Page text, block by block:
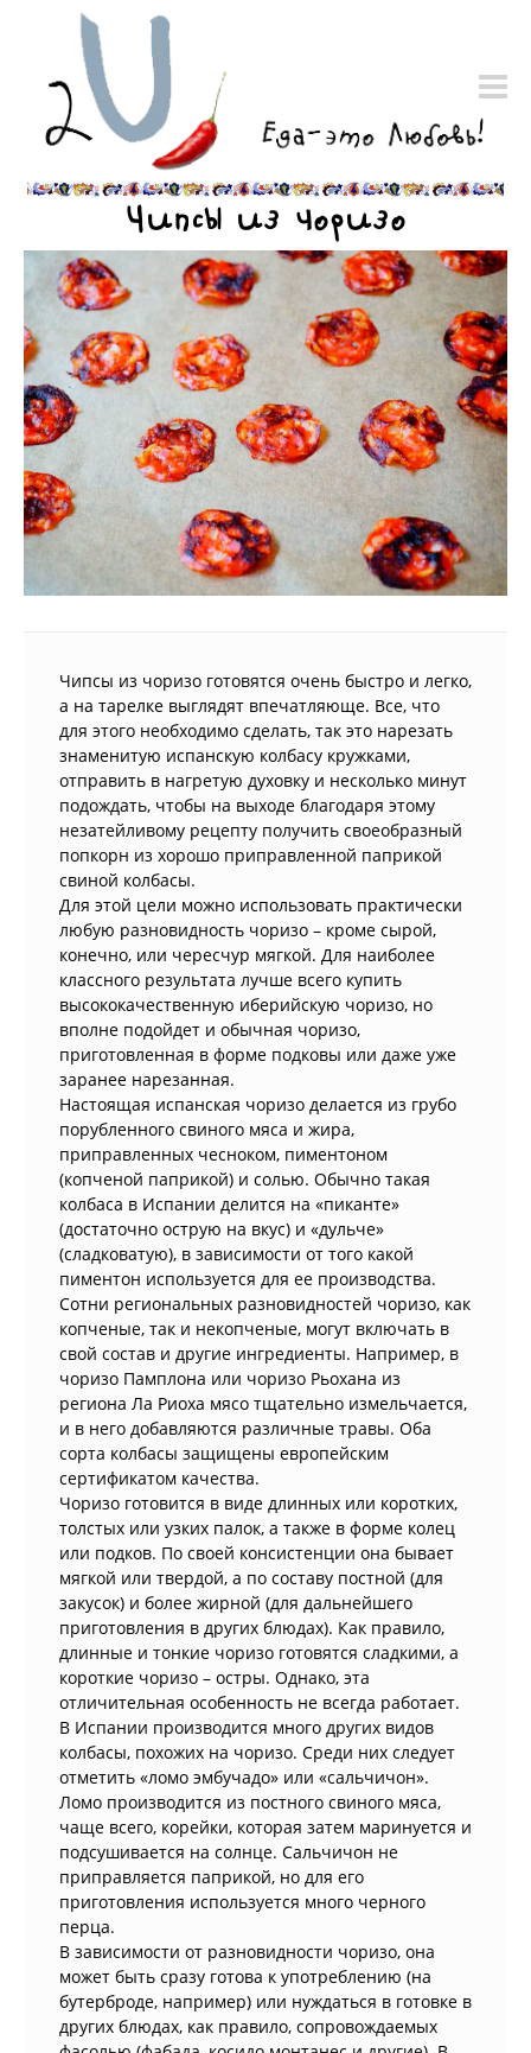
Чипсы из чоризо
Чипсы из чоризо готовятся очень быстро и легко,
а на тарелке выглядят впечатляюще. Все, что
для этого необходимо сделать, так это нарезать
знаменитую испанскую колбасу кружками,
отправить в нагретую духовку и несколько минут
подождать, чтобы на выходе благодаря этому
незатейливому рецепту получить своеобразный
попкорн из хорошо приправленной паприкой
свиной колбасы.
Для этой цели можно использовать практически
любую разновидность чоризо – кроме сырой,
конечно, или чересчур мягкой. Для наиболее
классного результата лучше всего купить
высококачественную иберийскую чоризо, но
вполне подойдет и обычная чоризо,
приготовленная в форме подковы или даже уже
заранее нарезанная.
Настоящая испанская чоризо делается из грубо
порубленного свиного мяса и жира,
приправленных чесноком, пиментоном
(копченой паприкой) и солью. Обычно такая
колбаса в Испании делится на «пиканте»
(достаточно острую на вкус) и «дульче»
(сладковатую), в зависимости от того какой
пиментон используется для ее производства.
Сотни региональных разновидностей чоризо, как
копченые, так и некопченые, могут включать в
свой состав и другие ингредиенты. Например, в
чоризо Памплона или чоризо Рьохана из
региона Ла Риоха мясо тщательно измельчается,
и в него добавляются различные травы. Оба
сорта колбасы защищены европейским
сертификатом качества.
Чоризо готовится в виде длинных или коротких,
толстых или узких палок, а также в форме колец
или подков. По своей консистенции она бывает
мягкой или твердой, а по составу постной (для
закусок) и более жирной (для дальнейшего
приготовления в других блюдах). Как правило,
длинные и тонкие чоризо готовятся сладкими, а
короткие чоризо – остры. Однако, эта
отличительная особенность не всегда работает.
В Испании производится много других видов
колбасы, похожих на чоризо. Среди них следует
отметить «ломо эмбучадо» или «сальчичон».
Ломо производится из постного свиного мяса,
чаще всего, корейки, которая затем маринуется и
подсушивается на солнце. Сальчичон не
приправляется паприкой, но для его
приготовления используется много черного
перца.
В зависимости от разновидности чоризо, она
может быть сразу готова к употреблению (на
бутерброде, например) или нуждаться в готовке в
других блюдах, как правило, сопровождаемых